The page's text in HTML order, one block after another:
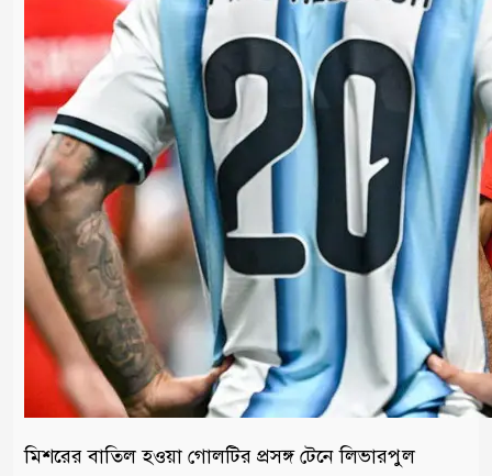
মিশরের বাতিল হওয়া গোলটির প্রসঙ্গ টেনে লিভারপুল